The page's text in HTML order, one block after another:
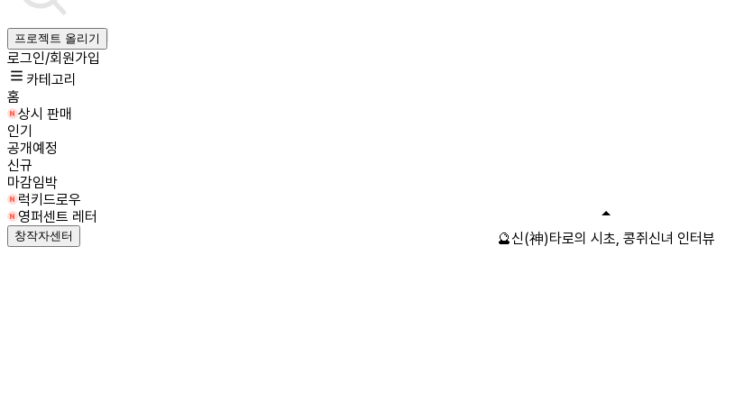
프로젝트 올리기
로그인/회원가입
카테고리
홈
상시 판매
인기
공개예정
신규
마감임박
럭키드로우
영퍼센트 레터
창작자센터 🔮신(神)타로의 시초, 콩쥐신녀 인터뷰